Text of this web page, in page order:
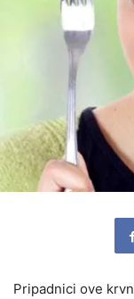
Pripadnici ove